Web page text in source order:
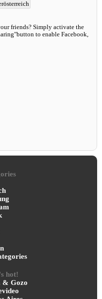
friends? Simply activate the
to enable Facebook,
hot!
& Gozo